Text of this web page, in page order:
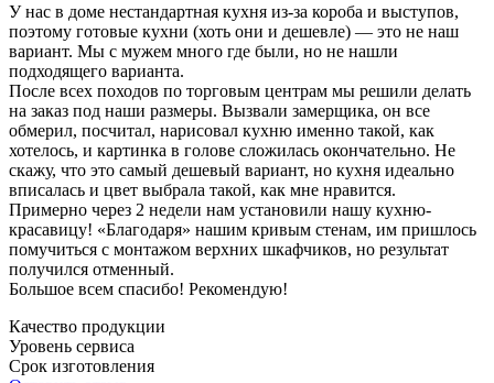
У нас в доме нестандартная кухня из-за короба и выступов,
поэтому готовые кухни (хоть они и дешевле) — это не наш
вариант. Мы с мужем много где были, но не нашли
подходящего варианта.
После всех походов по торговым центрам мы решили делать
на заказ под наши размеры. Вызвали замерщика, он все
обмерил, посчитал, нарисовал кухню именно такой, как
хотелось, и картинка в голове сложилась окончательно. Не
скажу, что это самый дешевый вариант, но кухня идеально
вписалась и цвет выбрала такой, как мне нравится.
Примерно через 2 недели нам установили нашу кухню-
красавицу! «Благодаря» нашим кривым стенам, им пришлось
помучиться с монтажом верхних шкафчиков, но результат
получился отменный.
Большое всем спасибо! Рекомендую!
Качество продукции
Уровень сервиса
Срок изготовления